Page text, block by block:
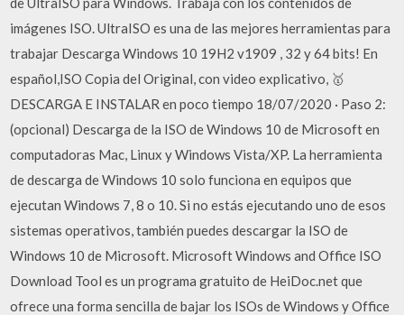
imágenes ISO. UltraISO es una de las mejores herramientas para
trabajar Descarga Windows 10 19H2 v1909 , 32 y 64 bits! En
español,ISO Copia del Original, con video explicativo, 🥇
DESCARGA E INSTALAR en poco tiempo 18/07/2020 · Paso 2:
(opcional) Descarga de la ISO de Windows 10 de Microsoft en
computadoras Mac, Linux y Windows Vista/XP. La herramienta
de descarga de Windows 10 solo funciona en equipos que
ejecutan Windows 7, 8 o 10. Si no estás ejecutando uno de esos
sistemas operativos, también puedes descargar la ISO de
Windows 10 de Microsoft. Microsoft Windows and Office ISO
Download Tool es un programa gratuito de HeiDoc.net que
ofrece una forma sencilla de bajar los ISOs de Windows y Office